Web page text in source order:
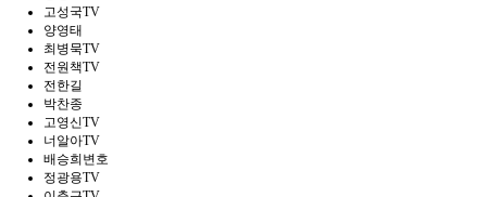
고성국TV
양영태
최병묵TV
전원책TV
전한길
박찬종
고영신TV
너알아TV
배승희변호
정광용TV